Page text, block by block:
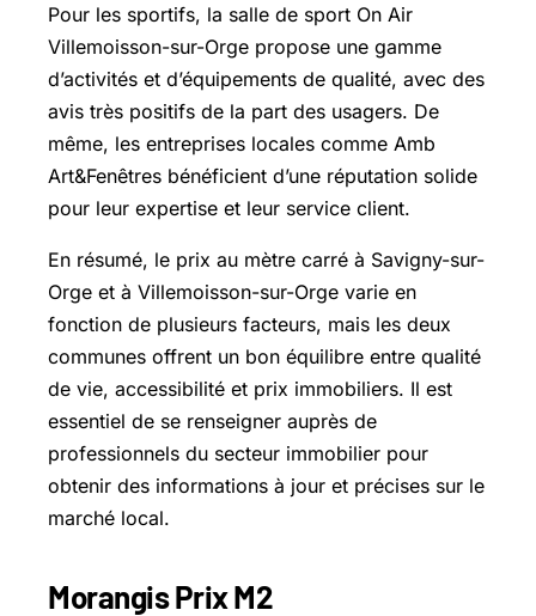
Pour les sportifs, la salle de sport On Air
Villemoisson-sur-Orge propose une gamme
d’activités et d’équipements de qualité, avec des
avis très positifs de la part des usagers. De
même, les entreprises locales comme Amb
Art&Fenêtres bénéficient d’une réputation solide
pour leur expertise et leur service client.
En résumé, le prix au mètre carré à Savigny-sur-
Orge et à Villemoisson-sur-Orge varie en
fonction de plusieurs facteurs, mais les deux
communes offrent un bon équilibre entre qualité
de vie, accessibilité et prix immobiliers. Il est
essentiel de se renseigner auprès de
professionnels du secteur immobilier pour
obtenir des informations à jour et précises sur le
marché local.
Morangis Prix M2